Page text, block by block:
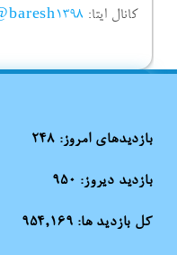
کانال ایتا: baresh1398@
بازدیدهای امروز:248
بازدید دیروز: 950
کل بازدید ها: 954,169